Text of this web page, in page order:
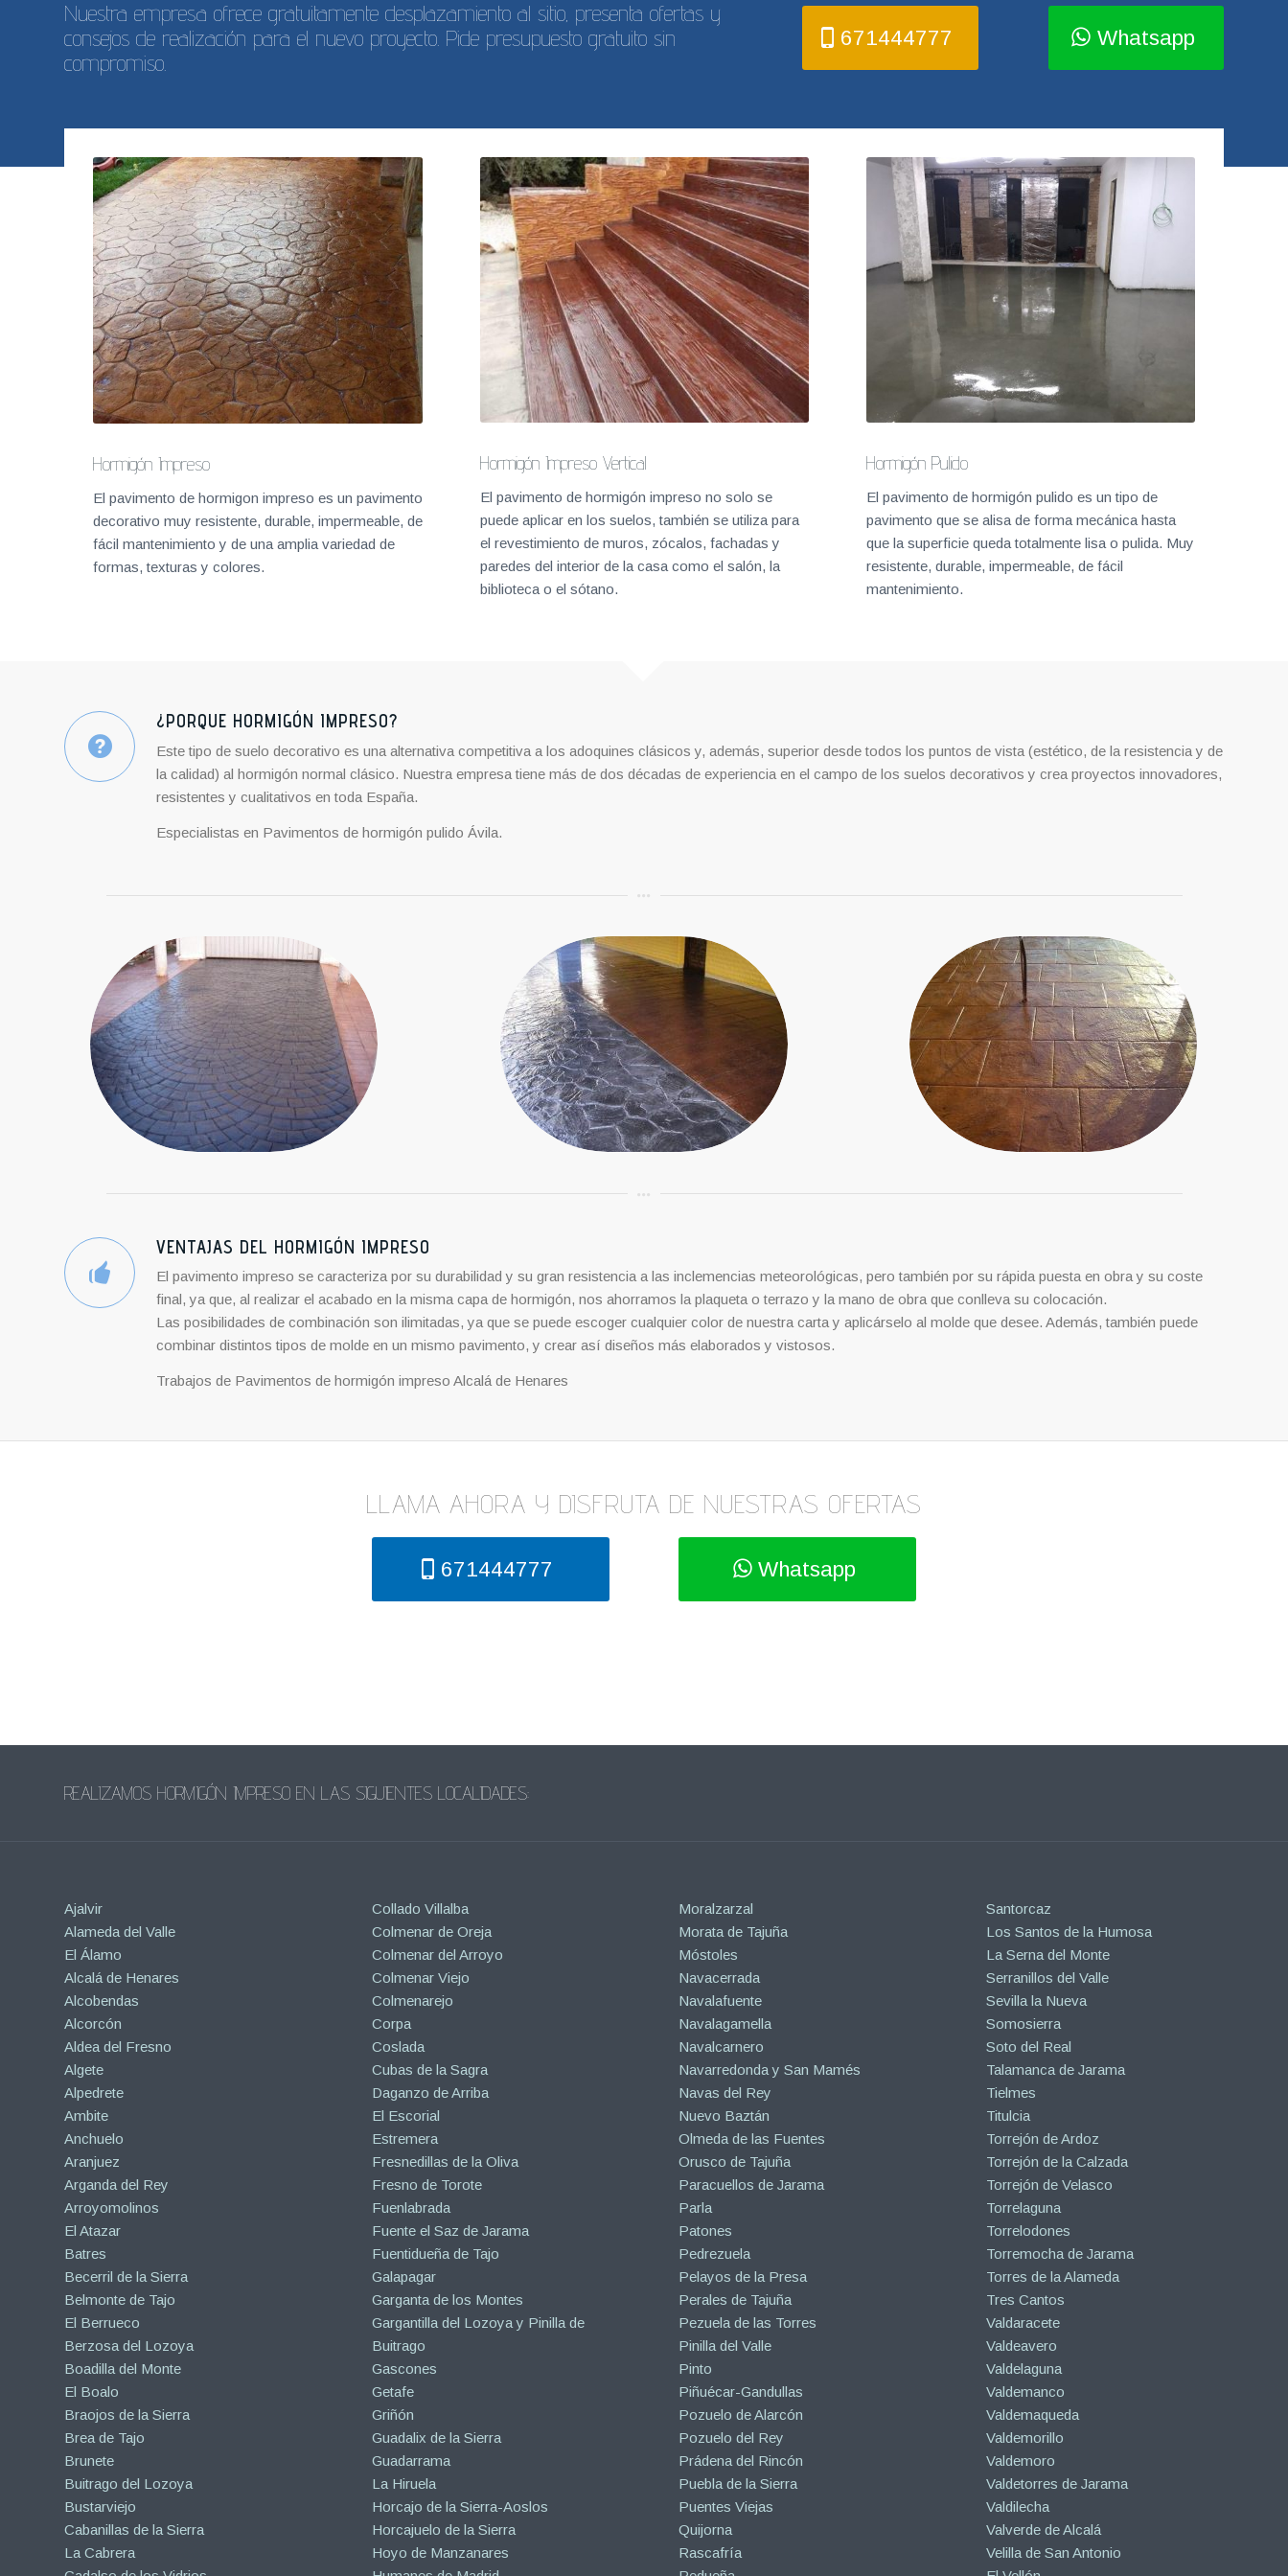
Nuestra empresa ofrece gratuitamente desplazamiento al sitio, presenta ofertas y
consejos de realización para el nuevo proyecto. Pide presupuesto gratuito sin
compromiso.
671444777 Whatsapp
Hormigón Impreso
El pavimento de hormigon impreso es un pavimento
decorativo muy resistente, durable, impermeable, de
fácil mantenimiento y de una amplia variedad de
formas, texturas y colores.
Hormigón Impreso Vertical
El pavimento de hormigón impreso no solo se
puede aplicar en los suelos, también se utiliza para
el revestimiento de muros, zócalos, fachadas y
paredes del interior de la casa como el salón, la
biblioteca o el sótano.
Hormigón Pulido
El pavimento de hormigón pulido es un tipo de
pavimento que se alisa de forma mecánica hasta
que la superficie queda totalmente lisa o pulida. Muy
resistente, durable, impermeable, de fácil
mantenimiento.
¿PORQUE HORMIGÓN IMPRESO?
Este tipo de suelo decorativo es una alternativa competitiva a los adoquines clásicos y, además, superior desde todos los puntos de vista (estético, de la resistencia y de
la calidad) al hormigón normal clásico. Nuestra empresa tiene más de dos décadas de experiencia en el campo de los suelos decorativos y crea proyectos innovadores,
resistentes y cualitativos en toda España.
Especialistas en Pavimentos de hormigón pulido Ávila.
VENTAJAS DEL HORMIGÓN IMPRESO
El pavimento impreso se caracteriza por su durabilidad y su gran resistencia a las inclemencias meteorológicas, pero también por su rápida puesta en obra y su coste
final, ya que, al realizar el acabado en la misma capa de hormigón, nos ahorramos la plaqueta o terrazo y la mano de obra que conlleva su colocación.
Las posibilidades de combinación son ilimitadas, ya que se puede escoger cualquier color de nuestra carta y aplicárselo al molde que desee. Además, también puede
combinar distintos tipos de molde en un mismo pavimento, y crear así diseños más elaborados y vistosos.
Trabajos de Pavimentos de hormigón impreso Alcalá de Henares
LLAMA AHORA Y DISFRUTA DE NUESTRAS OFERTAS
671444777 Whatsapp
REALIZAMOS HORMIGÓN IMPRESO EN LAS SIGUIENTES LOCALIDADES:
Ajalvir
Alameda del Valle
El Álamo
Alcalá de Henares
Alcobendas
Alcorcón
Aldea del Fresno
Algete
Alpedrete
Ambite
Anchuelo
Aranjuez
Arganda del Rey
Arroyomolinos
El Atazar
Batres
Becerril de la Sierra
Belmonte de Tajo
El Berrueco
Berzosa del Lozoya
Boadilla del Monte
El Boalo
Braojos de la Sierra
Brea de Tajo
Brunete
Buitrago del Lozoya
Bustarviejo
Cabanillas de la Sierra
La Cabrera
Collado Villalba
Colmenar de Oreja
Colmenar del Arroyo
Colmenar Viejo
Colmenarejo
Corpa
Coslada
Cubas de la Sagra
Daganzo de Arriba
El Escorial
Estremera
Fresnedillas de la Oliva
Fresno de Torote
Fuenlabrada
Fuente el Saz de Jarama
Fuentidueña de Tajo
Galapagar
Garganta de los Montes
Gargantilla del Lozoya y Pinilla de
Buitrago
Gascones
Getafe
Griñón
Guadalix de la Sierra
Guadarrama
La Hiruela
Horcajo de la Sierra-Aoslos
Horcajuelo de la Sierra
Hoyo de Manzanares
Moralzarzal
Morata de Tajuña
Móstoles
Navacerrada
Navalafuente
Navalagamella
Navalcarnero
Navarredonda y San Mamés
Navas del Rey
Nuevo Baztán
Olmeda de las Fuentes
Orusco de Tajuña
Paracuellos de Jarama
Parla
Patones
Pedrezuela
Pelayos de la Presa
Perales de Tajuña
Pezuela de las Torres
Pinilla del Valle
Pinto
Piñuécar-Gandullas
Pozuelo de Alarcón
Pozuelo del Rey
Prádena del Rincón
Puebla de la Sierra
Puentes Viejas
Quijorna
Rascafría
Santorcaz
Los Santos de la Humosa
La Serna del Monte
Serranillos del Valle
Sevilla la Nueva
Somosierra
Soto del Real
Talamanca de Jarama
Tielmes
Titulcia
Torrejón de Ardoz
Torrejón de la Calzada
Torrejón de Velasco
Torrelaguna
Torrelodones
Torremocha de Jarama
Torres de la Alameda
Tres Cantos
Valdaracete
Valdeavero
Valdelaguna
Valdemanco
Valdemaqueda
Valdemorillo
Valdemoro
Valdetorres de Jarama
Valdilecha
Valverde de Alcalá
Velilla de San Antonio